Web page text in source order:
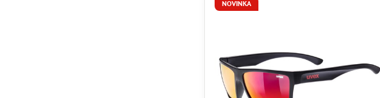
NOVINKA